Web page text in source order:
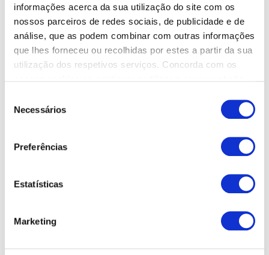
informações acerca da sua utilização do site com os
nossos parceiros de redes sociais, de publicidade e de
análise, que as podem combinar com outras informações
que lhes forneceu ou recolhidas por estes a partir da sua
utilização dos respetivos serviços. Concorda com os
Necessários
Preferências
Estatísticas
Marketing